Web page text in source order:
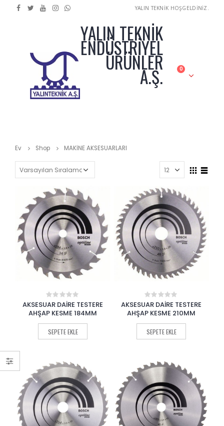
YALIN TEKNİK HOŞGELDİNİZ.
YALIN TEKNİK
ENDÜSTRİYEL
ÜRÜNLER
A.Ş. 0
Ev Shop MAKİNE AKSESUARLARI
0
out
of
5
AKSESUAR DAİRE TESTERE
AHŞAP KESME 184MM
SEPETE EKLE
0
out
of
5
AKSESUAR DAİRE TESTERE
AHŞAP KESME 210MM
SEPETE EKLE